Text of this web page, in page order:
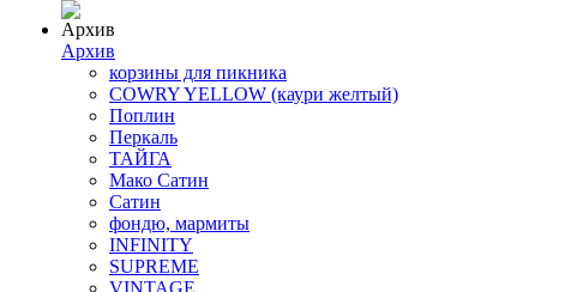
Архив
корзины для пикника
COWRY YELLOW (каури желтый)
Поплин
Перкаль
ТАЙГА
Мако Сатин
Сатин
фондю, мармиты
INFINITY
SUPREME
VINTAGE